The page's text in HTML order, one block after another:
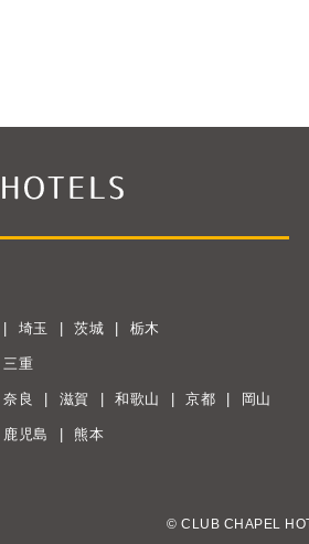
埼玉 茨城 栃木
三重
奈良 滋賀 和歌山 京都 岡山
鹿児島 熊本
© CLUB CHAPEL